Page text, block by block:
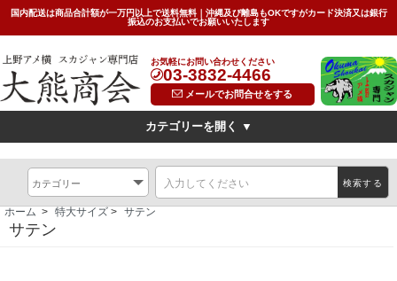
国内配送は商品合計額が一万円以上で送料無料｜沖縄及び離島もOKですがカード決済又は銀行
振込のお支払いでお願いいたします
お気軽にお問い合わせください
03-3832-4466
メールでお問合せをする
カテゴリーを開く ▼
横振刺繍(Hand Embroidered Sukajan)
無地(plain)
その他の柄(others)
限定特価スカジャン(インポートモデル/import model)
検索する
ホーム > 特大サイズ > サテン
サテン